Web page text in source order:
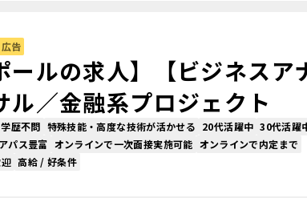
告
ールの求人】【ビジネスア
ル／金融系プロジェクト
学歴不問 特殊技能・高度な技術が活かせる 20代活躍中 30代活躍
パス豊富 オンラインで一次面接実施可能 オンラインで内定まで
高給 / 好条件